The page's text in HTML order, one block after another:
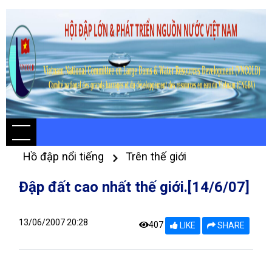
Hồ đập nổi tiếng Trên thế giới
Đập đất cao nhất thế giới.[14/6/07]
13/06/2007 20:28 407 LIKE SHARE